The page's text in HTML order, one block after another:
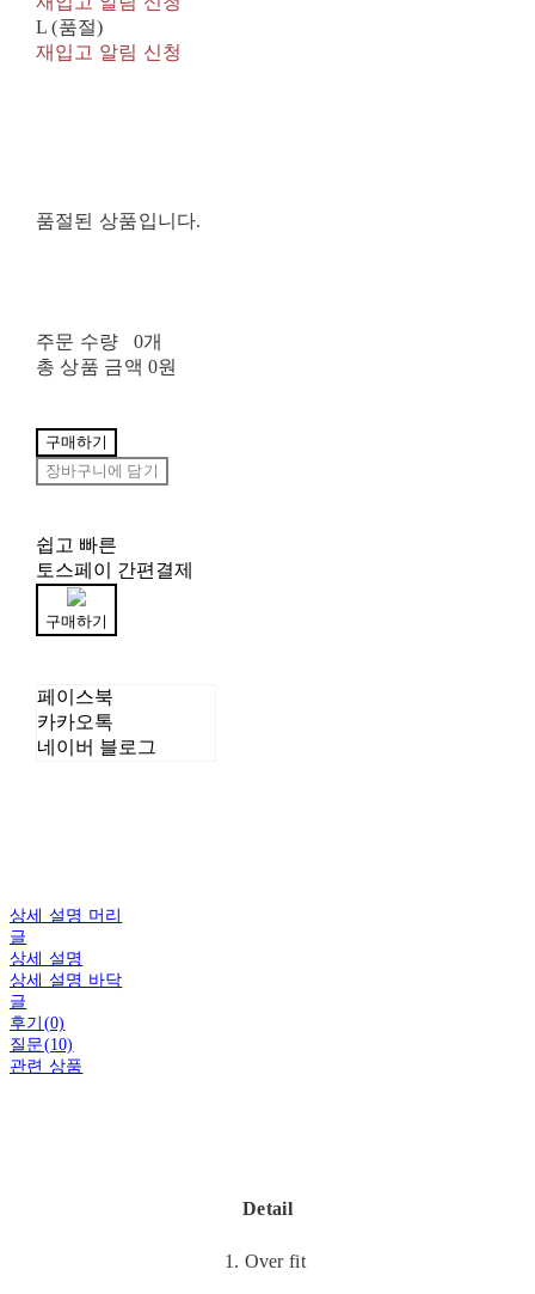
L (품절)
재입고 알림 신청
품절된 상품입니다.
주문 수량
0개
총 상품 금액 0원
구매하기
장바구니에 담기
쉽고 빠른
토스페이 간편결제
구매하기
페이스북
카카오톡
네이버 블로그
상세 설명 머리
글
상세 설명
상세 설명 바닥
글
후기(0)
질문(10)
관련 상품
Detail
1. Over fit